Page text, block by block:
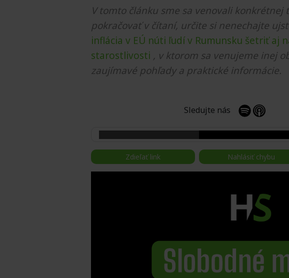
V tomto článku sme sa venovali konkrétnej
pokračovať v čítaní, určite si nenechajte
inflácia v EÚ núti ľudí v Rumunsku šetriť aj
starostlivosti , v ktorom sa venujeme inej
zaujímavé pohľady a praktické informácie.
Sledujte nás
Zdieľať link Nahlásiť chybu